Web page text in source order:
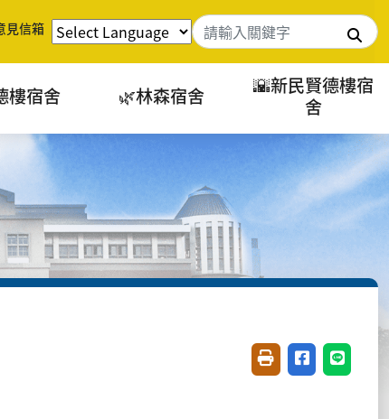
見信箱 搜尋
樓宿舍 🌿林森宿舍
🌇新民賢德樓宿
舍
友善列印(開新視窗)
分享至臉書(
分享至